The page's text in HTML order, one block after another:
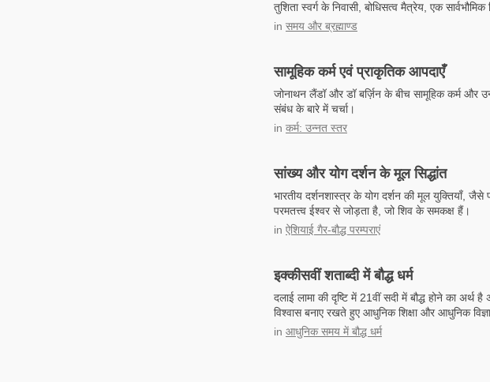
तुशिता स्वर्ग के निवासी, बोधिसत्व मैत्रेय, एक
in समय और ब्रह्माण्ड
सामूहिक कर्म एवं प्राकृतिक आपदाएँ
जोनाथन लैंडॉ और डॉ बर्ज़िन के बीच सामूहिक कर्म और
संबंध के बारे में चर्चा।
in कर्म: उन्नत स्तर
सांख्य और योग दर्शन के मूल सिद्धांत
भारतीय दर्शनशास्त्र के योग दर्शन की मूल युक्तियाँ, जैसे
परमतत्त्व ईश्वर से जोड़ता है, जो शिव के समकक्ष हैं।
in ऐशियाई गैर-बौद्ध परम्पराएं
इक्कीसवीं शताब्दी में बौद्ध धर्म
दलाई लामा की दृष्टि में 21वीं सदी में बौद्ध होने का अर्थ
विश्वास बनाए रखते हुए आधुनिक शिक्षा और आधुनिक
in आधुनिक समय में बौद्ध धर्म